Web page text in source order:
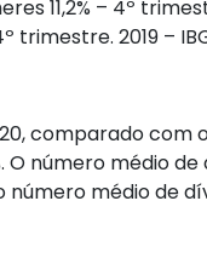
11,2% – 4º
trimestre. 2019 –
comparado com
O número médio
médio de